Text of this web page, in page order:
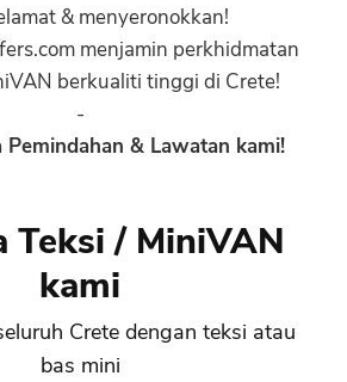
& menyeronokkan!
menjamin perkhidmatan
berkualiti tinggi di Crete!
-
Pemindahan & Lawatan kami!
Teksi / MiniVAN
kami
Crete dengan teksi atau
bas mini